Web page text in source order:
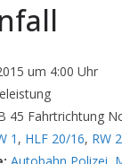
um 4:00 Uhr
45 Fahrtrichtung
1 , HLF 20/16, RW 2